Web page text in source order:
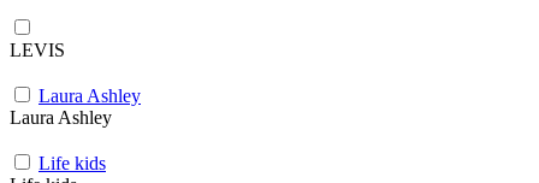
LEVIS
Laura Ashley
Laura Ashley
Life kids